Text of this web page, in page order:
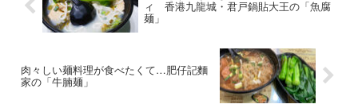
ィ 香港九龍城・君戸鍋貼大王の「魚腐
麺」
肉々しい麺料理が食べたくて…肥仔記麵
家の「牛腩麺」